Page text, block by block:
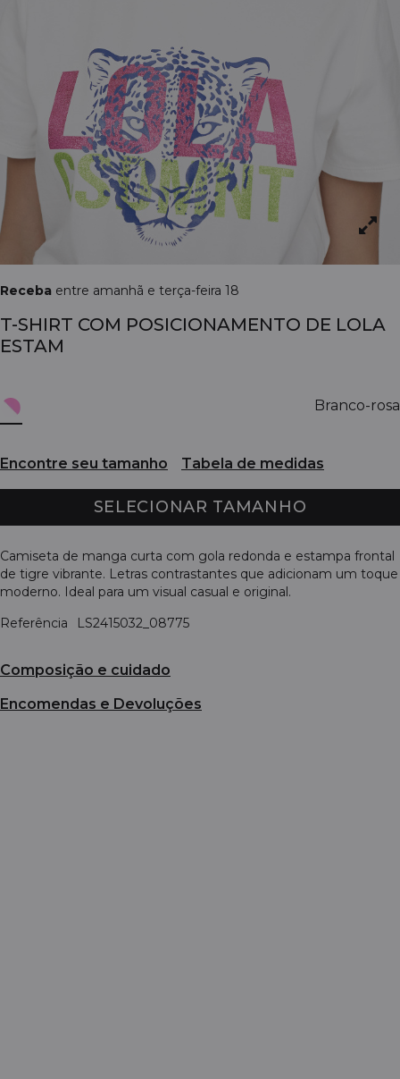
Receba entre amanhã e terça-feira 18
T-SHIRT COM POSICIONAMENTO DE LOLA
ESTAM
Branco-rosa
Encontre seu tamanho Tabela de medidas
SELECIONAR TAMANHO
Camiseta de manga curta com gola redonda e estampa frontal
de tigre vibrante. Letras contrastantes que adicionam um toque
moderno. Ideal para um visual casual e original.
Referência
LS2415032_08775
Composição e cuidado
Encomendas e Devoluções